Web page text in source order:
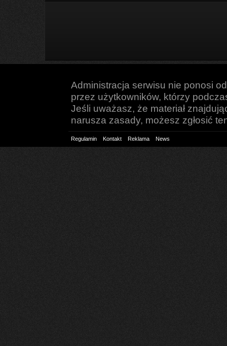
Administracja serwisu nie ponosi
przez użytkowników, którzy
Jeśli uważasz, że materiał
narusza zasady, możesz zgłosić
Regulamin Kontakt Reklama News